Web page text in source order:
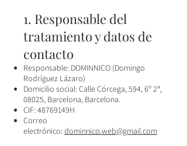
1. Responsable del
tratamiento y datos de
contacto
Responsable: DOMINNICO (Domingo
Rodríguez Lázaro)
Domicilio social: Calle Córcega, 594, 6º 2ª,
08025, Barcelona, Barcelona.
CIF: 48769149H
Correo
electrónico:dominnico.web@gmail.com